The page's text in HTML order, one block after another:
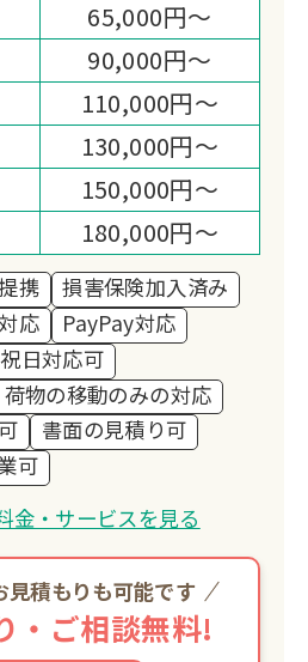
65,000円～
90,000円～
110,000円～
130,000円～
150,000円～
180,000円～
携
損害保険加入済み
応
PayPay対応
日対応可
荷物の移動のみの対応
書面の見積り可
可
金・サービスを見る
見積もりも可能です
・ご相談無料!